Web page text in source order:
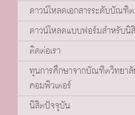
ดาวน์โหลดเอกสารระดับบัณฑิ
ดาวน์โหลดแบบฟอร์มสำหรับนิ
ติดต่อเรา
ทุนการศึกษาจากบัณฑิตวิทยาลั
คอมพิวเตอร์
นิสิตปัจจุบัน